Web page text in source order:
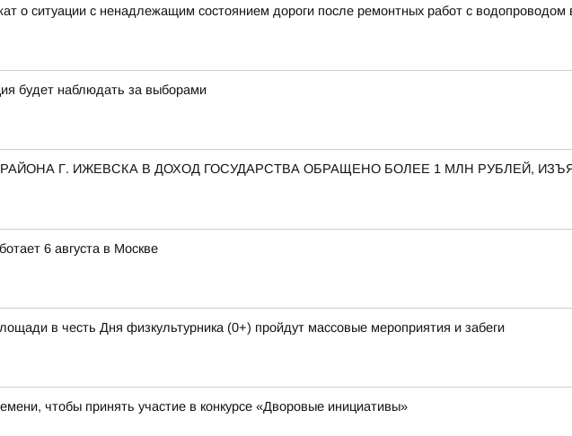
о ситуации с ненадлежащим состоянием дороги после ремонтных работ с водопроводом
будет наблюдать за выборами
Г. ИЖЕВСКА В ДОХОД ГОСУДАРСТВА ОБРАЩЕНО БОЛЕЕ 1 МЛН РУБЛЕЙ,
6 августа в Москве
в честь Дня физкультурника (0+) пройдут массовые мероприятия и забеги
чтобы принять участие в конкурсе «Дворовые инициативы»